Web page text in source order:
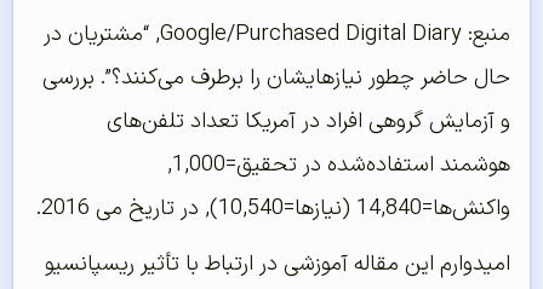
منبع: Google/Purchased Digital Diary, “مشتریان در
حال حاضر چطور نیازهایشان را برطرف می‌کنند؟”. بررسی
و آزمایش گروهی افراد در آمریکا تعداد تلفن‌های
هوشمند استفاده‌شده در تحقیق=1,000,
واکنش‌ها=14,840 (نیازها=10,540), در تاریخ می 2016.
امیدوارم این مقاله آموزشی در ارتباط با تأثیر ریسپانسیو